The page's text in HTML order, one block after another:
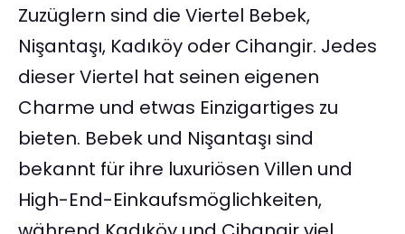
Zuzüglern sind die Viertel Bebek,
Nişantaşı, Kadıköy oder Cihangir. Jedes
dieser Viertel hat seinen eigenen
Charme und etwas Einzigartiges zu
bieten. Bebek und Nişantaşı sind
bekannt für ihre luxuriösen Villen und
High-End-Einkaufsmöglichkeiten,